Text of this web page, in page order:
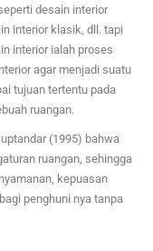
desain interior
interior klasik, dll. tapi
interior ialah proses
agar menjadi suatu
tujuan tertentu pada
ruangan.
(1995) bahwa
ruangan, sehingga
kepuasan
penghuni nya tanpa